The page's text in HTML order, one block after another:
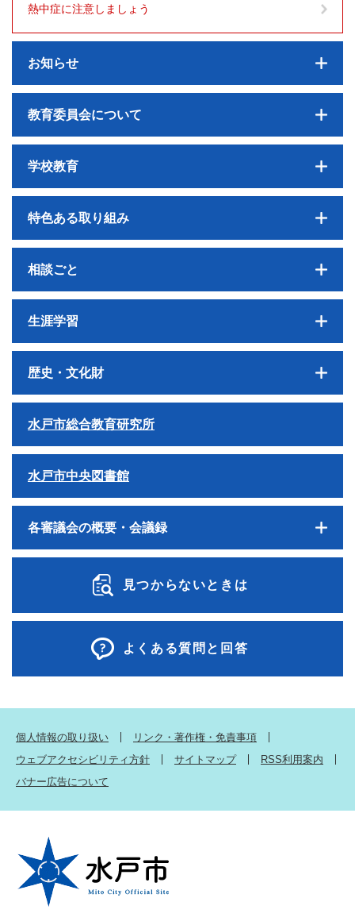
熱中症に注意しましょう
お知らせ
教育委員会について
学校教育
特色ある取り組み
相談ごと
生涯学習
歴史・文化財
水戸市総合教育研究所
水戸市中央図書館
各審議会の概要・会議録
見つからないときは
よくある質問と回答
個人情報の取り扱い
リンク・著作権・免責事項
ウェブアクセシビリティ方針
サイトマップ
RSS利用案内
バナー広告について